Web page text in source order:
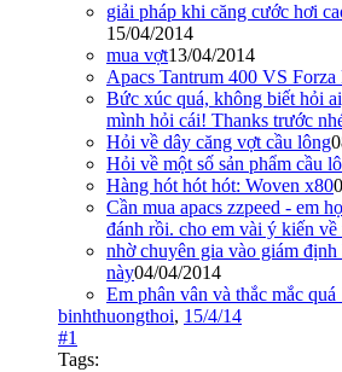
giải pháp khi căng cước hơi
15/04/2014
mua vợt13/04/2014
Apacs Tantrum 400 VS Forza
Bức xúc quá, không biết hỏi
mình hỏi cái! Thanks trước
Hỏi về dây căng vợt cầu lông
Hỏi về một số sản phẩm cầu
Hàng hót hót hót: Woven x80
Cần mua apacs zzpeed - em
đánh rồi. cho em vài ý kiến về
nhờ chuyên gia vào giám
này04/04/2014
Em phân vân và thắc mắc quá
binhthuongthoi, 15/4/14
#1
Tags: